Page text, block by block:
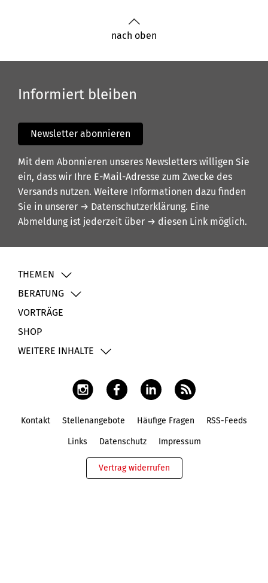
nach oben
Informiert bleiben
Newsletter abonnieren
Mit dem Abonnieren unseres Newsletters willigen Sie
ein, dass wir Ihre E-Mail-Adresse zum Zwecke des
Versands nutzen. Weitere Informationen dazu finden
Sie in unserer → Datenschutzerklärung. Eine
Abmeldung ist jederzeit über → diesen Link möglich.
THEMEN
BERATUNG
VORTRÄGE
SHOP
WEITERE INHALTE
Kontakt Stellenangebote Häufige Fragen RSS-Feeds
Links Datenschutz Impressum
Vertrag widerrufen